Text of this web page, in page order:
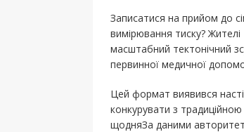
Записатися на прийом до
вимірювання тиску?
масштабний тектонічний
первинної медичної
Цей формат виявився
конкурувати з
щодняЗа даними